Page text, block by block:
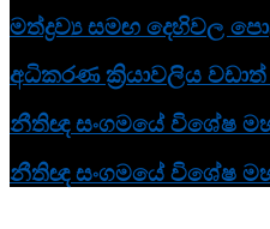
මත්ද්‍රව්‍ය සමඟ දෙහිවල
අධිකරණ ක්‍රියාවලිය
නීතිඥ සංගමයේ විශේෂ
නීතිඥ සංගමයේ විශේෂ